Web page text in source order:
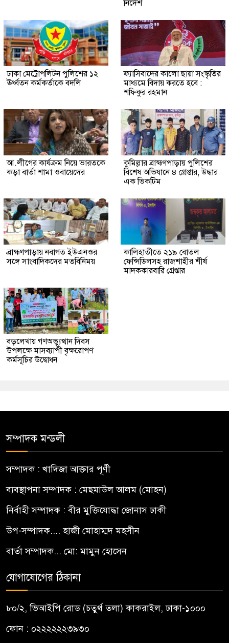
নির্দেশ
ঢাকা মেট্রোপলিটন পুলিশের ১২
ঊর্ধ্বতন কর্মকর্তাকে বদলি
ফ্যাসিবাদের কালো ছায়া সংস্কৃতির
মাধ্যমে বিদায় করতে হবে :
শফিকুর রহমান
আ.লীগের কার্যক্রম নিয়ে ভারতকে
কড়া বার্তা শামা ওবায়েদের
কুমিল্লার ব্রাহ্মণপাড়ায় পুলিশের
বিশেষ অভিযানে ৪ গ্রেপ্তার, উদ্ধার
এক ভিকটিম
ব্রাহ্মণপাড়ায় নবাগত ইউএনওর
সঙ্গে সাংবাদিকদের মতবিনিময়
কালিহাতীতে ২১৯ বোতল
ফেন্সিডিলসহ রাজশাহীর শীর্ষ
মাদককারবারি গ্রেপ্তার
বড়লেখায় গণঅভ্যুত্থান দিবস
উপলক্ষে মাসব্যাপী বৃক্ষরোপণ
কর্মসূচির উদ্বোধন
সম্পাদক মন্ডলী
সম্পাদক : খাদিজা আক্তার পূর্ণী
ব্যবস্থাপনা সম্পাদক : মেছমাউল আলম (মোহন)
নির্বাহী সম্পাদক : বীর মুক্তিযোদ্ধা জোনাস ঢাকী
উপ-সম্পাদক.... হাজী মোহাম্মদ মহসীন
বার্তা সম্পাদক... মো: মামুন হোসেন
যোগাযোগের ঠিকানা
৮০/২, ভিআইপি রোড (চতুর্থ তলা) কাকরাইল, ঢাকা-১০০০
ফোন : ০২২২২২২৩৯৩০